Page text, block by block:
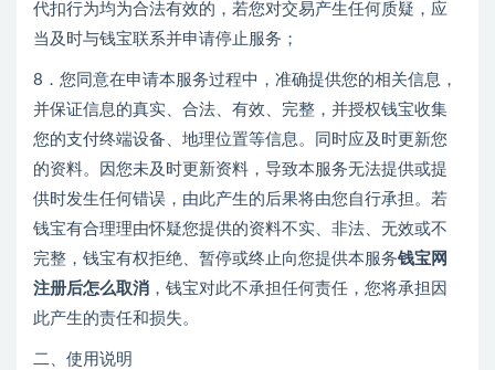
代扣行为均为合法有效的，若您对交易产生任何质疑，应
当及时与钱宝联系并申请停止服务；
8．您同意在申请本服务过程中，准确提供您的相关信息，
并保证信息的真实、合法、有效、完整，并授权钱宝收集
您的支付终端设备、地理位置等信息。同时应及时更新您
的资料。因您未及时更新资料，导致本服务无法提供或提
供时发生任何错误，由此产生的后果将由您自行承担。若
钱宝有合理理由怀疑您提供的资料不实、非法、无效或不
完整，钱宝有权拒绝、暂停或终止向您提供本服务钱宝网
注册后怎么取消 ，钱宝对此不承担任何责任，您将承担因
此产生的责任和损失。
二、使用说明